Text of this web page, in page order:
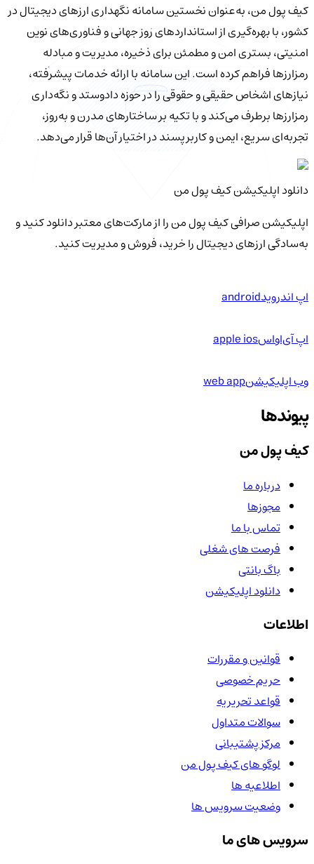
کیف‌ پول من، به‌عنوان نخستین سامانه نگهداری ارزهای دیجیتال در
کشور، با بهره‌گیری از استانداردهای روز جهانی و فناوری‌های نوین
امنیتی، بستری امن و مطمئن برای ذخیره، مدیریت و مبادله
رمزارزها فراهم کرده است. این سامانه با ارائه خدمات پیشرفته،
نیازهای اشخاص حقیقی و حقوقی را در حوزه دادوستد و نگه‌داری
رمزارزها برطرف می‌کند و با تکیه بر ساختارهای مدرن و به‌روز،
تجربه‌ای سریع، ایمن و کاربرپسند در اختیار آن‌ها قرار می‌دهد.
دانلود اپلیکیشن کیف‌ پول من
اپلیکیشن صرافی کیف پول من را از مارکت‌های معتبر دانلود کنید و
به‌سادگی ارزهای دیجیتال را خرید، فروش و مدیریت کنید.
اپ اندرویدandroid
اپ آی‌او‌اسapple ios
وب اپلیکیشنweb app
پیوندها
کیف پول من
درباره ما
مجوزها
تماس با ما
فرصت های شغلی
باگ بانتی
دانلود اپلیکیشن
اطلاعات
قوانین و مقررات
حریم خصوصی
قواعد تحریریه
سوالات متداول
مرکز پشتیبانی
لوگو های کیف پول من
اطلاعیه ها
وضعیت سرویس ها
سرویس های ما